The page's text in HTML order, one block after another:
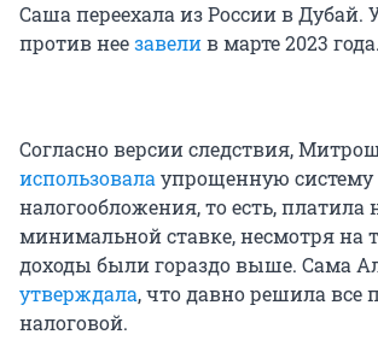
Саша переехала из России в Дубай.
против неезавелив марте 2023 года.
Согласно версии следствия,
использовалаупрощенную систему
налогообложения, то есть, платила
минимальной ставке, несмотря на
доходы были гораздо выше. Сама
утверждала, что давно решила все
налоговой.